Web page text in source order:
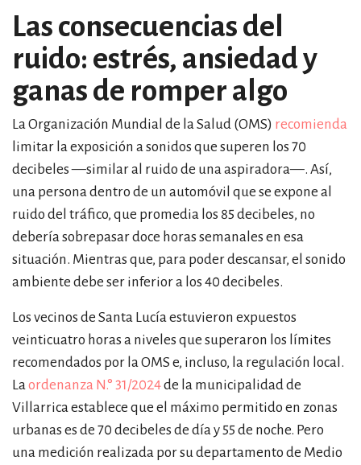
Las consecuencias del
ruido: estrés, ansiedad y
ganas de romper algo
La Organización Mundial de la Salud (OMS) recomienda
limitar la exposición a sonidos que superen los 70
decibeles —similar al ruido de una aspiradora—. Así,
una persona dentro de un automóvil que se expone al
ruido del tráfico, que promedia los 85 decibeles, no
debería sobrepasar doce horas semanales en esa
situación. Mientras que, para poder descansar, el sonido
ambiente debe ser inferior a los 40 decibeles.
Los vecinos de Santa Lucía estuvieron expuestos
veinticuatro horas a niveles que superaron los límites
recomendados por la OMS e, incluso, la regulación local.
Laordenanza N.° 31/2024de la municipalidad de
Villarrica establece que el máximo permitido en zonas
urbanas es de 70 decibeles de día y 55 de noche. Pero
una medición realizada por su departamento de Medio